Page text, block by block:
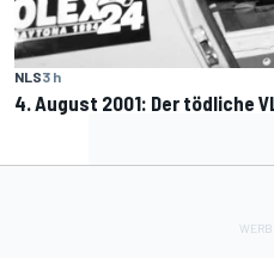
NLS3 h
4. August 2001: Der tödliche